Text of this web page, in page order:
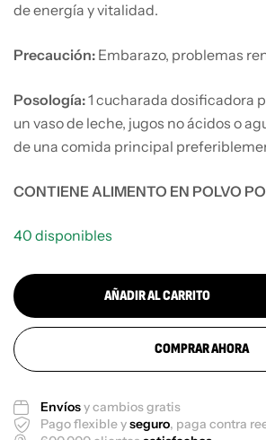
de energía y vitalidad.
Precaución: Embarazo, problemas
Posología:1 cucharada dosificadora
un vaso de leche, jugos no ácidos o
de una comida principal
CONTIENE ALIMENTO EN POLVO
40 disponibles
AÑADIR AL CARRITO
COMPRAR AHORA
Envíosy cambios gratis
Pago flexible yseguro, paga contra